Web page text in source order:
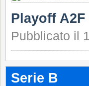
Playoff
Pubblicato il
Serie B